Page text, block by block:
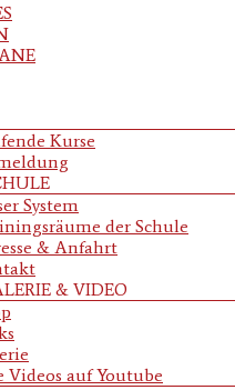
Kurse
System
der Schule
& Anfahrt
& VIDEO
Videos auf Youtube